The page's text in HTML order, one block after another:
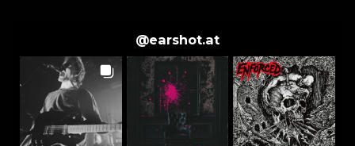
@earshot.at